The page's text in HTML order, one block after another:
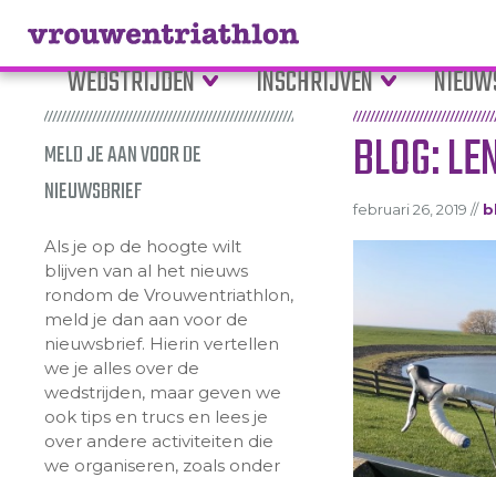
WEDSTRIJDEN INSCHRIJVEN
MELD JE AAN VOOR DE
NIEUWSBRIEF
Als je op de hoogte wilt
blijven van al het nieuws
rondom de Vrouwentriathlon,
meld je dan aan voor de
nieuwsbrief. Hierin vertellen
we je alles over de
wedstrijden, maar geven we
ook tips en trucs en lees je
over andere activiteiten die
we organiseren, zoals onder
BLOG:
februari 26, 2019 //